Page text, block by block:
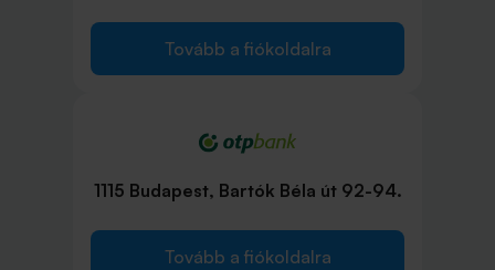
Tovább a fiókoldalra
1115 Budapest, Bartók Béla út 92-94.
Tovább a fiókoldalra